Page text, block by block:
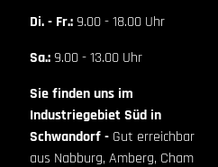
Di. - Fr.:9.00 - 18.00 Uhr
Sa.:9.00 - 13.00 Uhr
Sie finden uns im
Industriegebiet Süd in
Schwandorf - Gut erreichbar
aus Nabburg, Amberg, Cham